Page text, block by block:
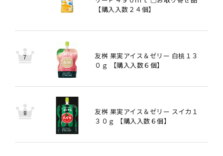
【購入入数２４個】
友桝 果実アイス＆ゼリー 白桃１３
０ｇ 【購入入数６個】
友桝 果実アイス＆ゼリー スイカ１
３０ｇ 【購入入数６個】